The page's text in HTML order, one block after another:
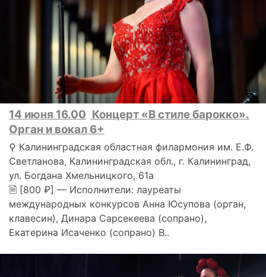
14 июня 16.00 Концерт «В стиле барокко».
Орган и вокал 6+
⚲ Калининградская областная филармония им. Е.Ф.
Светланова, Калининградская обл., г. Калининград,
ул. Богдана Хмельницкого, 61а
🗎 [800 ₽] — Исполнители: лауреаты
международных конкурсов Анна Юсупова (орган,
клавесин), Динара Сарсекеева (сопрано),
Екатерина Исаченко (сопрано) В..